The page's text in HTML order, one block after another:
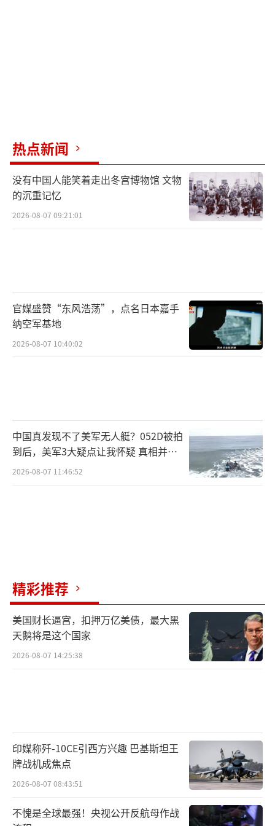
热点新闻
没有中国人能笑着走出冬宫博物馆 文物
的沉重记忆
2026-08-07 09:21:01
官媒盛赞“东风浩荡”，点名日本嘉手
纳空军基地
2026-08-07 10:40:02
中国真发现不了美军无人艇？052D被拍
到后，美军3大疑点让我怀疑 真相并非
如此
2026-08-07 11:46:52
精彩推荐
美国财长逼宫，扣押万亿美债，最大黑
天鹅将是这个国家
2026-08-07 14:25:38
印媒称歼-10CE引西方兴趣 巴基斯坦王
牌战机成焦点
2026-08-07 08:43:51
不愧是全球最强！央视公开反航母作战